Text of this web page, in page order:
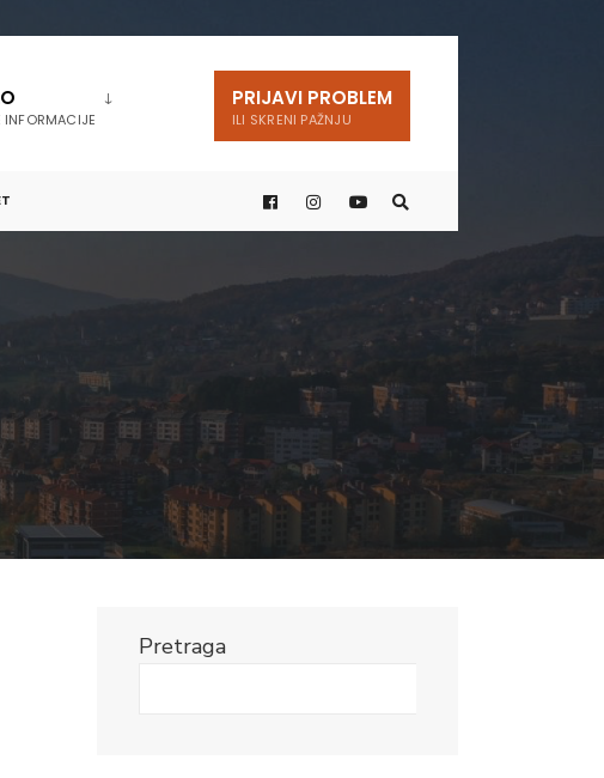
INFORMACIJE
PRIJAVI PROBLEM
ILI SKRENI PAŽNJU
Pretraga